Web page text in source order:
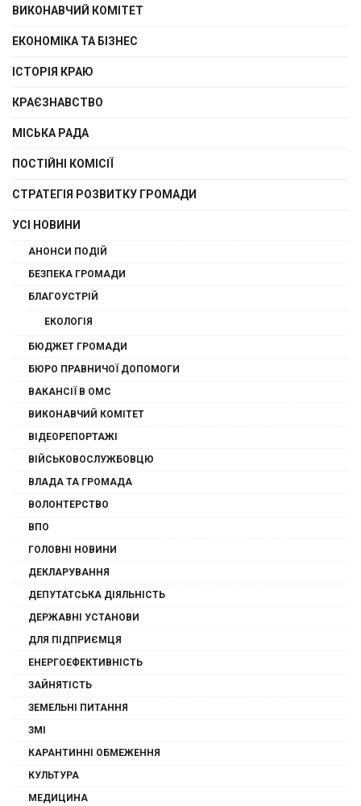
ВИКОНАВЧИЙ КОМІТЕТ
ЕКОНОМІКА ТА БІЗНЕС
ІСТОРІЯ КРАЮ
КРАЄЗНАВСТВО
МІСЬКА РАДА
ПОСТІЙНІ КОМІСІЇ
СТРАТЕГІЯ РОЗВИТКУ ГРОМАДИ
УСІ НОВИНИ
АНОНСИ ПОДІЙ
БЕЗПЕКА ГРОМАДИ
БЛАГОУСТРІЙ
ЕКОЛОГІЯ
БЮДЖЕТ ГРОМАДИ
БЮРО ПРАВНИЧОЇ ДОПОМОГИ
ВАКАНСІЇ В ОМС
ВИКОНАВЧИЙ КОМІТЕТ
ВІДЕОРЕПОРТАЖІ
ВІЙСЬКОВОСЛУЖБОВЦЮ
ВЛАДА ТА ГРОМАДА
ВОЛОНТЕРСТВО
ВПО
ГОЛОВНІ НОВИНИ
ДЕКЛАРУВАННЯ
ДЕПУТАТСЬКА ДІЯЛЬНІСТЬ
ДЕРЖАВНІ УСТАНОВИ
ДЛЯ ПІДПРИЄМЦЯ
ЕНЕРГОЕФЕКТИВНІСТЬ
ЗАЙНЯТІСТЬ
ЗЕМЕЛЬНІ ПИТАННЯ
ЗМІ
КАРАНТИННІ ОБМЕЖЕННЯ
КУЛЬТУРА
МЕДИЦИНА